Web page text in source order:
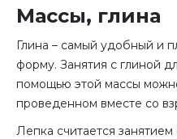
Массы, глина
Глина – самый удобный и
форму. Занятия с глиной
помощью этой массы
проведенном вместе со
Лепка считается